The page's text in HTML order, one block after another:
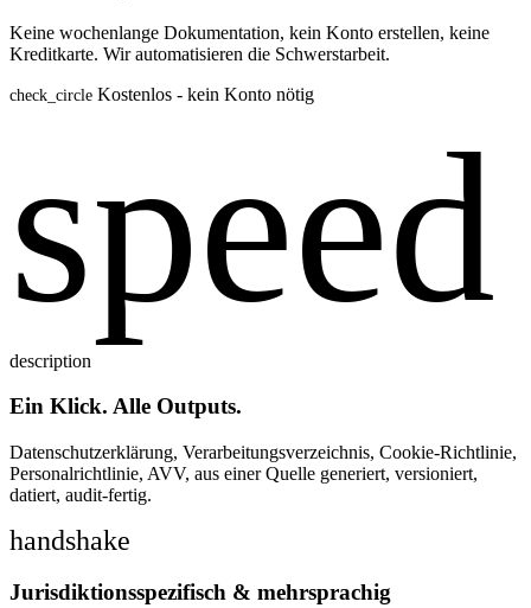
Keine wochenlange Dokumentation, kein Konto erstellen, keine
Kreditkarte. Wir automatisieren die Schwerstarbeit.
check_circle Kostenlos - kein Konto nötig
speed
description
Ein Klick. Alle Outputs.
Datenschutzerklärung, Verarbeitungsverzeichnis, Cookie-Richtlinie,
Personalrichtlinie, AVV, aus einer Quelle generiert, versioniert,
datiert, audit-fertig.
handshake
Jurisdiktionsspezifisch & mehrsprachig